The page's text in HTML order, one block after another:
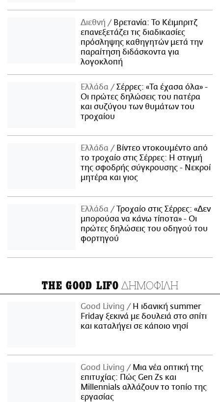
Διεθνή
Βρετανία: Το Κέιμπριτζ
επανεξετάζει τις διαδικασίες
πρόσληψης καθηγητών μετά την
παραίτηση διδάσκοντα για
λογοκλοπή
Ελλάδα
Σέρρες: «Τα έχασα όλα» -
Οι πρώτες δηλώσεις του πατέρα
και συζύγου των θυμάτων του
τροχαίου
Ελλάδα
Βίντεο ντοκουμέντο από
το τροχαίο στις Σέρρες: Η στιγμή
της σφοδρής σύγκρουσης - Νεκροί
μητέρα και γιος
Ελλάδα
Τροχαίο στις Σέρρες: «Δεν
μπορούσα να κάνω τίποτα» - Οι
πρώτες δηλώσεις του οδηγού του
φορτηγού
THE GOOD LIFO ΔΗΜΟΦΙΛΗ
Good Living
Η ιδανική summer
Friday ξεκινά με δουλειά στο σπίτι
και καταλήγει σε κάποιο νησί
Good Living
Μια νέα οπτική της
επιτυχίας: Πώς Gen Zs και
Millennials αλλάζουν το τοπίο της
εργασίας